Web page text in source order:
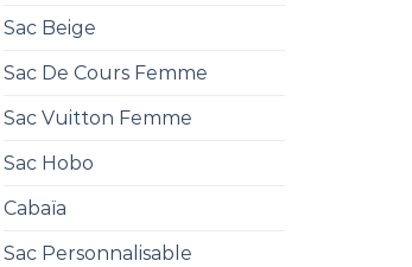
Sac Beige
Sac De Cours Femme
Sac Vuitton Femme
Sac Hobo
Cabaïa
Sac Personnalisable